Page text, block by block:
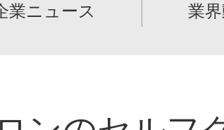
業ニュース 業